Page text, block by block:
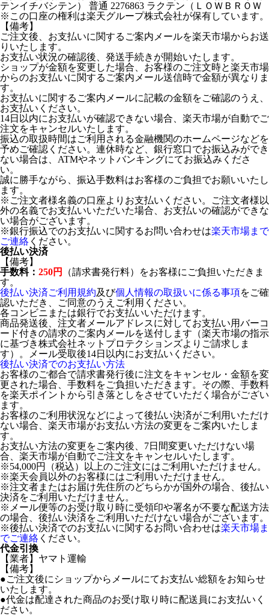
テンイチバシテン） 普通 2276863 ラクテン（ＬＯＷＢＲＯＷ
※この口座の権利は楽天グループ株式会社が保有しています。
【備考】
ご注文後、お支払いに関するご案内メールを楽天市場からお送
りいたします。
お支払い状況の確認後、発送手続きが開始いたします。
ショップが金額を変更した場合、お客様のご注文時と楽天市場
からのお支払いに関するご案内メール送信時で金額が異なりま
す。
お支払いに関するご案内メールに記載の金額をご確認のうえ、
お支払いください。
14日以内にお支払いが確認できない場合、楽天市場が自動でご
注文をキャンセルいたします。
振込の取扱時間はご利用される金融機関のホームページなどを
予めご確認ください。連休時など、銀行窓口でお振込みができ
ない場合は、ATMやネットバンキングにてお振込みくださ
い。
誠に勝手ながら、振込手数料はお客様のご負担でお願いいたし
ます。
※ご注文者様名義の口座よりお支払いください。ご注文者様以
外の名義でお支払いいただいた場合、お支払いの確認ができな
い場合がございます。
※銀行振込でのお支払いに関するお問い合わせは楽天市場まで
ご連絡 ください。
後払い決済
【備考】
手数料： 250円
（請求書発行料）をお客様にご負担いただきま
す。
後払い決済ご利用規約及び個人情報の取扱いに係る事項をご確
認いただき、ご同意のうえご利用ください。
各コンビニまたは銀行でお支払いいただけます。
商品発送後、注文者メールアドレスに対してお支払い用バーコ
ード付きの請求のご案内メールを送付します（楽天市場の指示
に基づき株式会社ネットプロテクションズよりご請求しま
す）。メール受取後14日以内にお支払いください。
後払い決済でのお支払い方法
お客様のご都合で請求書発行後に注文をキャンセル・金額を変
更された場合、手数料をご負担いただきます。その際、手数料
を楽天ポイントから引き落としをさせていただく場合がござい
ます。
お客様のご利用状況などによって後払い決済がご利用いただけ
ない場合、楽天市場がお支払い方法の変更をご案内いたしま
す。
お支払い方法の変更をご案内後、7日間変更いただけない場
合、楽天市場が自動でご注文をキャンセルいたします。
※54,000円（税込）以上のご注文にはご利用いただけません。
※楽天会員以外のお客様にはご利用いただけません。
※注文者またはお届け先住所のどちらかが国外の場合、後払い
決済をご利用いただけません。
※メール便等のお受け取り時に受領印や署名が不要な配送方法
の場合、後払い決済をご利用いただけない場合がございます。
※後払い決済でのお支払いに関するお問い合わせは楽天市場ま
でご連絡 ください。
代金引換
【業者】ヤマト運輸
【備考】
●ご注文後にショップからメールにてお支払い総額をお知らせ
いたします。
●代金は配達された商品のお受け取り時に配送員にお支払いく
ださい。